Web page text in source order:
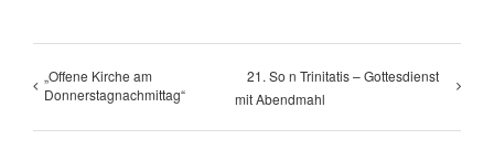
„Offene Kirche am
Donnerstagnachmittag“
21. So n Trinitatis – Gottesdienst
mit Abendmahl